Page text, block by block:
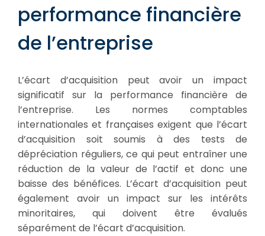
performance financière
de l’entreprise
L’écart d’acquisition peut avoir un impact
significatif sur la performance financière de
l’entreprise. Les normes comptables
internationales et françaises exigent que l’écart
d’acquisition soit soumis à des tests de
dépréciation réguliers, ce qui peut entraîner une
réduction de la valeur de l’actif et donc une
baisse des bénéfices. L’écart d’acquisition peut
également avoir un impact sur les intérêts
minoritaires, qui doivent être évalués
séparément de l’écart d’acquisition.